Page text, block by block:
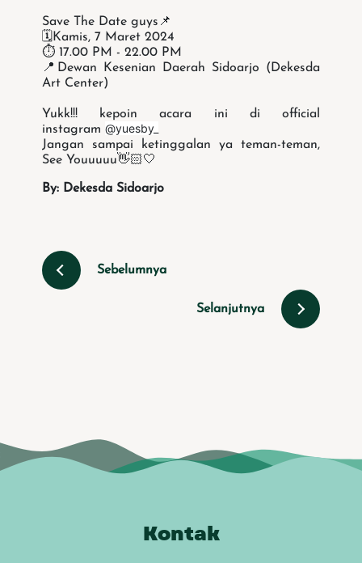
Save The Date guys📌
🗓Kamis, 7 Maret 2024
⏱ 17.00 PM - 22.00 PM
📍Dewan Kesenian Daerah Sidoarjo (Dekesda
Art Center)
Yukk!!! kepoin acara ini di official
instagram@yuesby_
Jangan sampai ketinggalan ya teman-teman,
See Youuuuu👋🏻🤍
By: Dekesda Sidoarjo
Sebelumnya
Selanjutnya
Kontak